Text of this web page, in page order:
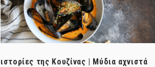
ιστορίες της Κουζίνας | Μύδια αχνιστά